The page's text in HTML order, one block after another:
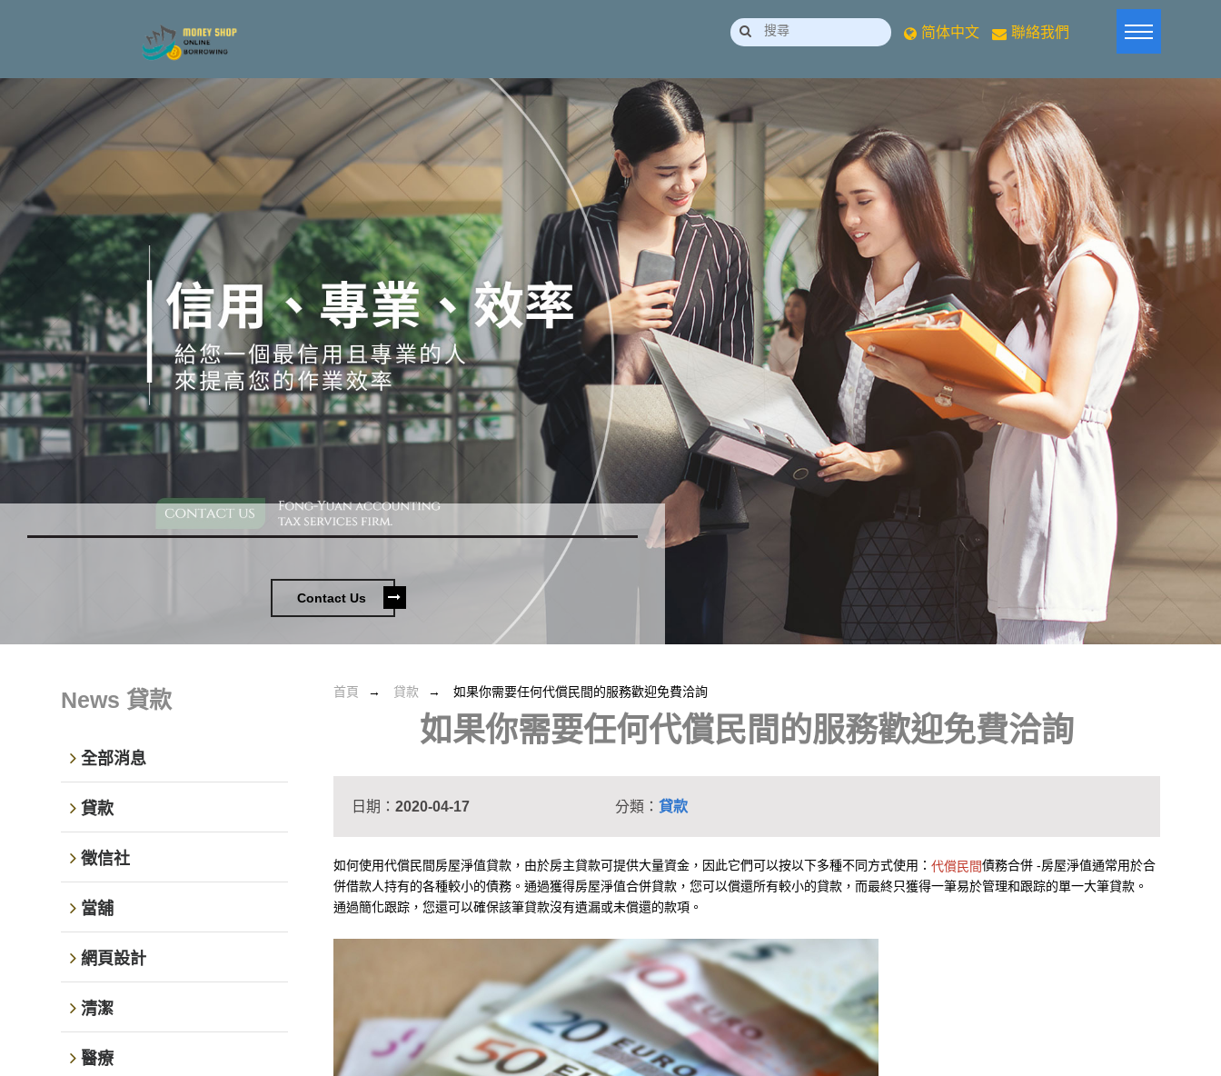
简体中文 聯絡我們
menu
Contact Us
首頁 貸款 如果你需要任何代償民間的服務歡迎免費洽詢
如果你需要任何代償民間的服務歡迎免費洽詢
日期：2020-04-17 分類：貸款
如何使用代償民間房屋淨值貸款，由於房主貸款可提供大量資金，因此它們可以按以下多種不同方式使用：代償民間債務合併 -房屋淨值通常用於合
併借款人持有的各種較小的債務。通過獲得房屋淨值合併貸款，您可以償還所有較小的貸款，而最終只獲得一筆易於管理和跟踪的單一大筆貸款。
通過簡化跟踪，您還可以確保該筆貸款沒有遺漏或未償還的款項。
News貸款
全部消息
貸款
徵信社
當舖
網頁設計
清潔
醫療